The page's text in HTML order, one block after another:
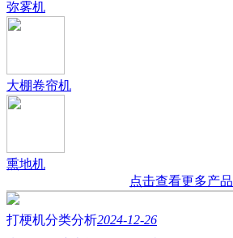
弥雾机
大棚卷帘机
熏地机
点击查看更多产品
打梗机分类分析2024-12-26